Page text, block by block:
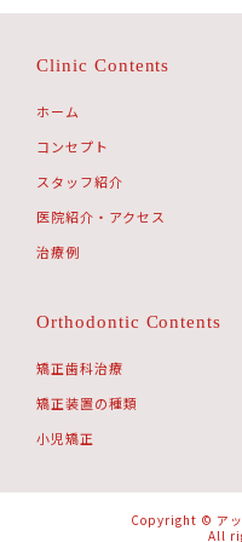
Clinic Contents
ホーム
コンセプト
スタッフ紹介
医院紹介・アクセス
治療例
Orthodontic Contents
矯正歯科治療
矯正装置の種類
小児矯正
Copyright © アッ
All